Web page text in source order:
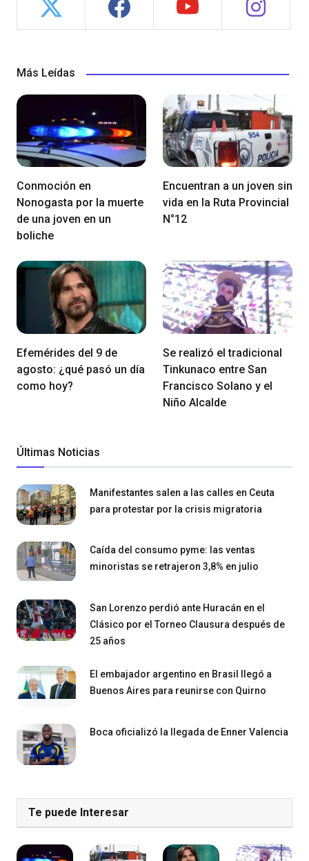
Más Leídas
Conmoción en
Nonogasta por la muerte
de una joven en un
boliche
Encuentran a un joven sin
vida en la Ruta Provincial
N°12
Efemérides del 9 de
agosto: ¿qué pasó un día
como hoy?
Se realizó el tradicional
Tinkunaco entre San
Francisco Solano y el
Niño Alcalde
Últimas Noticias
Manifestantes salen a las calles en Ceuta
para protestar por la crisis migratoria
Caída del consumo pyme: las ventas
minoristas se retrajeron 3,8% en julio
San Lorenzo perdió ante Huracán en el
Clásico por el Torneo Clausura después de
25 años
El embajador argentino en Brasil llegó a
Buenos Aires para reunirse con Quirno
Boca oficializó la llegada de Enner Valencia
Te puede Interesar